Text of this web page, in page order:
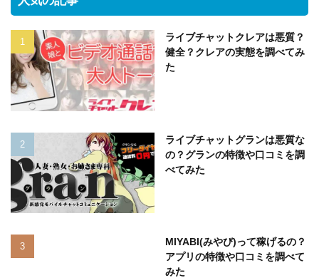
ライブチャットクレアは悪質？
健全？クレアの実態を調べてみ
た
ライブチャットグランは悪質な
の？グランの特徴や口コミを調
べてみた
MIYABI(みやび)って稼げるの？
アプリの特徴や口コミを調べて
みた